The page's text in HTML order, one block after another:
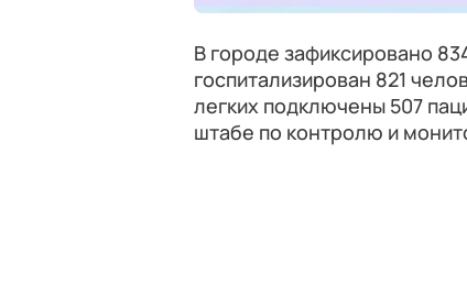
В городе зафиксировано
госпитализирован 821
легких подключены 507
штабе по контролю и